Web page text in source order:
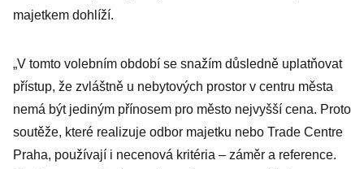
majetkem dohlíží.
„V tomto volebním období se snažím důsledně uplatňovat
přístup, že zvláštně u nebytových prostor v centru města
nemá být jediným přínosem pro město nejvyšší cena. Proto
soutěže, které realizuje odbor majetku nebo Trade Centre
Praha, používají i necenová kritéria – záměr a reference.